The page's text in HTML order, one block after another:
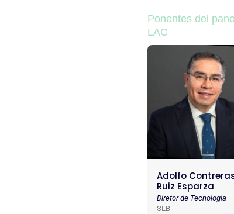
Ponentes del
LAC
Adolfo
Ruiz Esparza
Diretor de Tecnologia
SLB